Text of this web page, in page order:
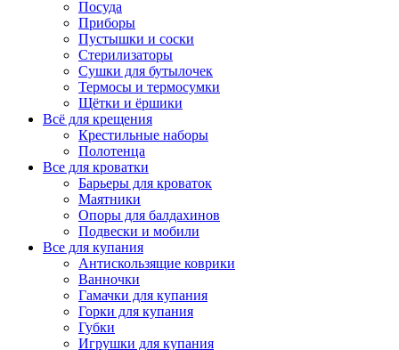
Посуда
Приборы
Пустышки и соски
Стерилизаторы
Сушки для бутылочек
Термосы и термосумки
Щётки и ёршики
Всё для крещения
Крестильные наборы
Полотенца
Все для кроватки
Барьеры для кроваток
Маятники
Опоры для балдахинов
Подвески и мобили
Все для купания
Антискользящие коврики
Ванночки
Гамачки для купания
Горки для купания
Губки
Игрушки для купания